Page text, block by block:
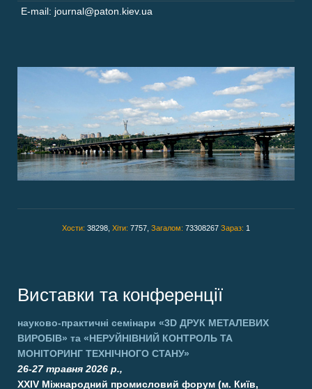
E-mail: journal@paton.kiev.ua
Хости: 38298, Хіти: 7757, Загалом: 73308267 Зараз: 1
Виставки та конференції
науково-практичні семінари «3D ДРУК МЕТАЛЕВИХ
ВИРОБІВ» та «НЕРУЙНІВНИЙ КОНТРОЛЬ ТА
МОНІТОРИНГ ТЕХНІЧНОГО СТАНУ»
26-27 травня 2026 р.,
XXIV Міжнародний промисловий форум (м. Київ,